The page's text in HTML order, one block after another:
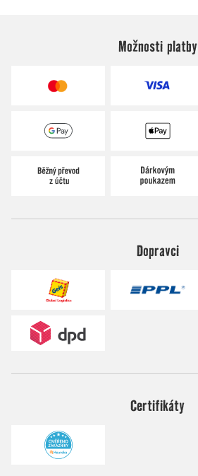
Možnosti platby
Dopravci
Certifikáty